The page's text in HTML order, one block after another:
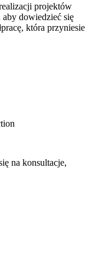
projektów
dowiedzieć się
która przyniesie
na konsultacje,